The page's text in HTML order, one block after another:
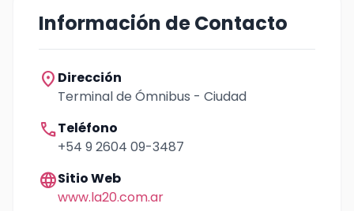
Información de Contacto
location_on Dirección
Terminal de Ómnibus - Ciudad
callTeléfono
+54 9 2604 09-3487
languageSitio Web
www.la20.com.ar